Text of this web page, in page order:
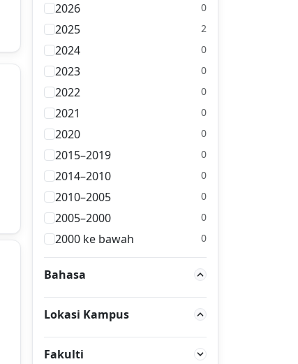
2026
0
2025 2
2024 0
2023 0
2022 0
2021 0
2020 0
2015–2019 0
2014–2010 0
2010–2005 0
2005–2000 0
2000 ke bawah 0
Bahasa
Lokasi Kampus
Fakulti